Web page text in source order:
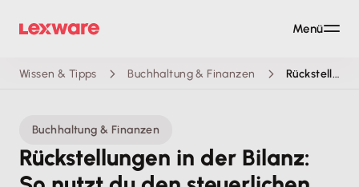
Wissen & Tipps Buchhaltung & Finanzen Rückstellungen
Buchhaltung & Finanzen
Rückstellungen in der Bilanz:
Menü